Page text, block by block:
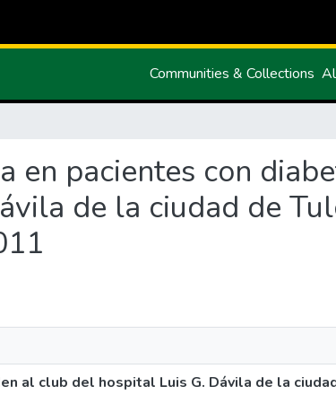
Communities & Collections
en pacientes con
de la ciudad de
al club del hospital Luis G. Dávila de la